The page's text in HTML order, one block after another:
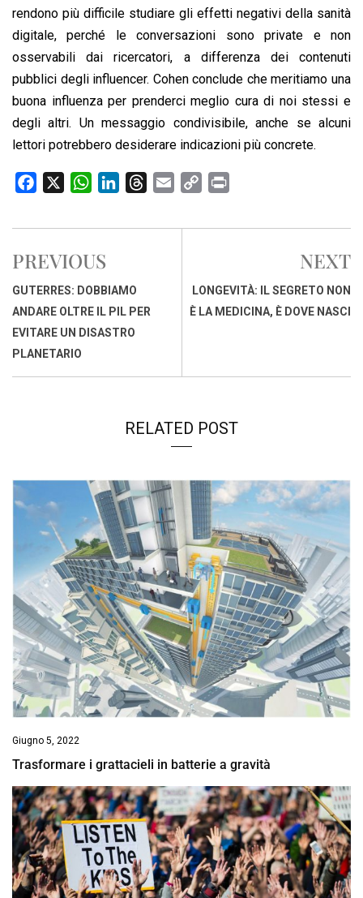
rendono più difficile studiare gli effetti negativi della sanità
digitale, perché le conversazioni sono private e non
osservabili dai ricercatori, a differenza dei contenuti
pubblici degli influencer. Cohen conclude che meritiamo una
buona influenza per prenderci meglio cura di noi stessi e
degli altri. Un messaggio condivisibile, anche se alcuni
lettori potrebbero desiderare indicazioni più concrete.
c
b
o
o
k
W
a
s
A
p
p
n
d
I
n
r
s
a
p
i
n
i
PREVIOUS
GUTERRES: DOBBIAMO
ANDARE OLTRE IL PIL PER
EVITARE UN DISASTRO
PLANETARIO
NEXT
LONGEVITÀ: IL SEGRETO NON
È LA MEDICINA, È DOVE NASCI
RELATED POST
Giugno 5, 2022
Trasformare i grattacieli in batterie a gravità